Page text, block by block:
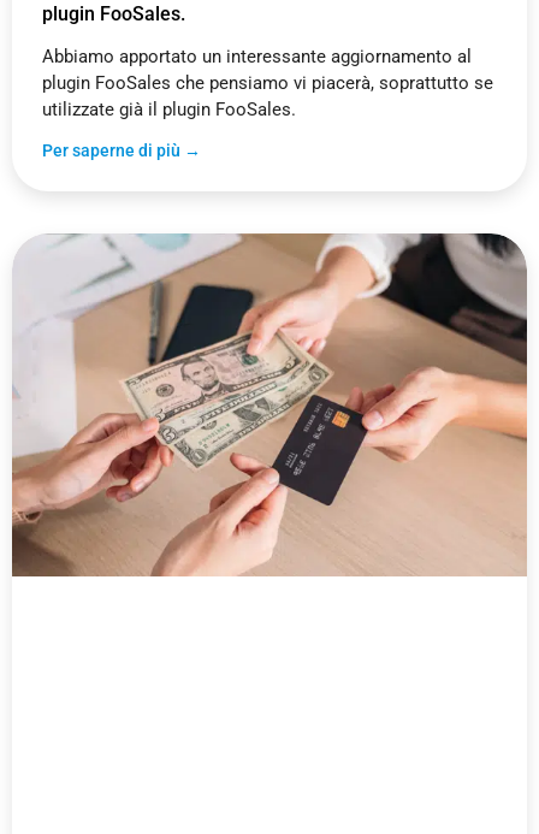
plugin FooSales.
Abbiamo apportato un interessante aggiornamento al
plugin FooSales che pensiamo vi piacerà, soprattutto se
utilizzate già il plugin FooSales.
Per saperne di più →